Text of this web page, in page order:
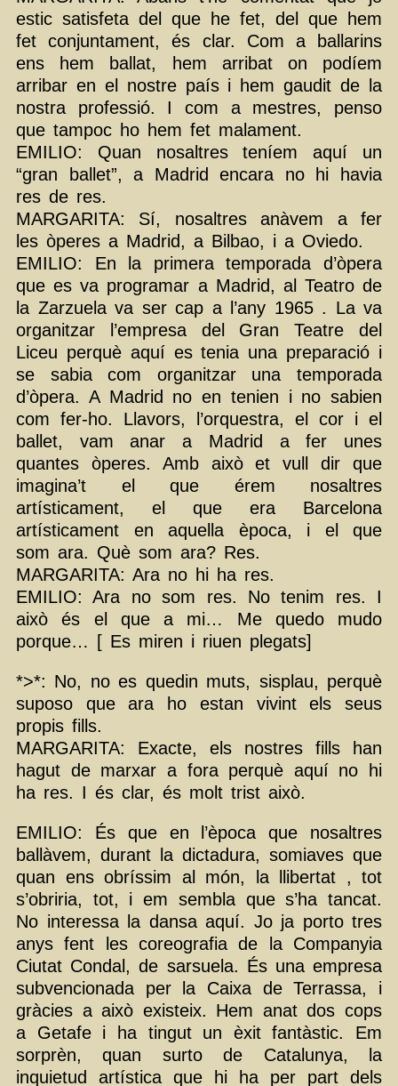
estic satisfeta del que he fet, del que hem
fet conjuntament, és clar. Com a ballarins
ens hem ballat, hem arribat on podíem
arribar en el nostre país i hem gaudit de la
nostra professió. I com a mestres, penso
que tampoc ho hem fet malament.
EMILIO: Quan nosaltres teníem aquí un
“gran ballet”, a Madrid encara no hi havia
res de res.
MARGARITA: Sí, nosaltres anàvem a fer
les òperes a Madrid, a Bilbao, i a Oviedo.
EMILIO: En la primera temporada d’òpera
que es va programar a Madrid, al Teatro de
la Zarzuela va ser cap a l’any 1965 . La va
organitzar l’empresa del Gran Teatre del
Liceu perquè aquí es tenia una preparació i
se sabia com organitzar una temporada
d’òpera. A Madrid no en tenien i no sabien
com fer-ho. Llavors, l’orquestra, el cor i el
ballet, vam anar a Madrid a fer unes
quantes òperes. Amb això et vull dir que
imagina’t el que érem nosaltres
artísticament, el que era Barcelona
artísticament en aquella època, i el que
som ara. Què som ara? Res.
MARGARITA: Ara no hi ha res.
EMILIO: Ara no som res. No tenim res. I
això és el que a mi… Me quedo mudo
porque… [ Es miren i riuen plegats]
*>*: No, no es quedin muts, sisplau, perquè
suposo que ara ho estan vivint els seus
propis fills.
MARGARITA: Exacte, els nostres fills han
hagut de marxar a fora perquè aquí no hi
ha res. I és clar, és molt trist això.
EMILIO: És que en l’època que nosaltres
ballàvem, durant la dictadura, somiaves que
quan ens obríssim al món, la llibertat , tot
s’obriria, tot, i em sembla que s’ha tancat.
No interessa la dansa aquí. Jo ja porto tres
anys fent les coreografia de la Companyia
Ciutat Condal, de sarsuela. És una empresa
subvencionada per la Caixa de Terrassa, i
gràcies a això existeix. Hem anat dos cops
a Getafe i ha tingut un èxit fantàstic. Em
sorprèn, quan surto de Catalunya, la
inquietud artística que hi ha per part dels